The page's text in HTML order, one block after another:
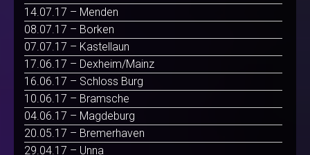
14.07.17 – Menden
08.07.17 – Borken
07.07.17 – Kastellaun
17.06.17 – Dexheim/Mainz
16.06.17 – Schloss Burg
10.06.17 – Bramsche
04.06.17 – Magdeburg
20.05.17 – Bremerhaven
29.04.17 – Unna